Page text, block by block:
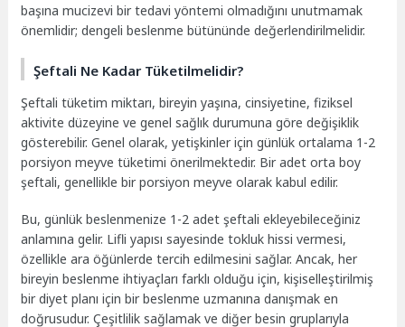
başına mucizevi bir tedavi yöntemi olmadığını unutmamak
önemlidir; dengeli beslenme bütününde değerlendirilmelidir.
Şeftali Ne Kadar Tüketilmelidir?
Şeftali tüketim miktarı, bireyin yaşına, cinsiyetine, fiziksel
aktivite düzeyine ve genel sağlık durumuna göre değişiklik
gösterebilir. Genel olarak, yetişkinler için günlük ortalama 1-2
porsiyon meyve tüketimi önerilmektedir. Bir adet orta boy
şeftali, genellikle bir porsiyon meyve olarak kabul edilir.
Bu, günlük beslenmenize 1-2 adet şeftali ekleyebileceğiniz
anlamına gelir. Lifli yapısı sayesinde tokluk hissi vermesi,
özellikle ara öğünlerde tercih edilmesini sağlar. Ancak, her
bireyin beslenme ihtiyaçları farklı olduğu için, kişiselleştirilmiş
bir diyet planı için bir beslenme uzmanına danışmak en
doğrusudur. Çeşitlilik sağlamak ve diğer besin gruplarıyla